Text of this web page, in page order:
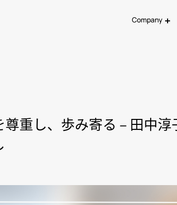
Company
重し、歩み寄る – 田中